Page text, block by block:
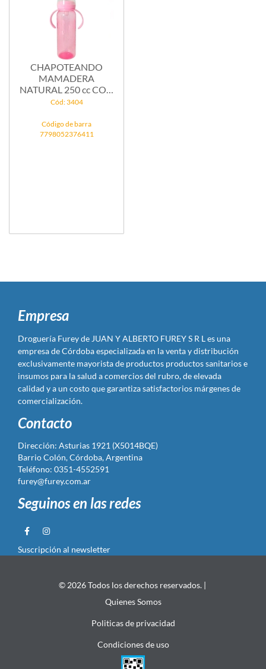
CHAPOTEANDO
MAMADERA
NATURAL 250 cc CON
ASAS ROSA
Cód: 3404
Código de barra
7798052376411
Empresa
Droguería Furey de JUAN Y ALBERTO FUREY S R L es una
empresa de Córdoba especializada en la venta y distribución
exclusivamente mayorista de productos productos sanitarios e
insumos para la salud a comercios del rubro, de elevada
calidad y a un costo que garantiza satisfactorios márgenes de
comercialización.
Contacto
Dirección: Asturias 1921 (X5014BQE)
Barrio Colón, Córdoba, Argentina
Teléfono: 0351-4552591
furey@furey.com.ar
Seguinos en las redes
Suscripción al newsletter
© 2026 Todos los derechos reservados. |
Quienes Somos
Politicas de privacidad
Condiciones de uso